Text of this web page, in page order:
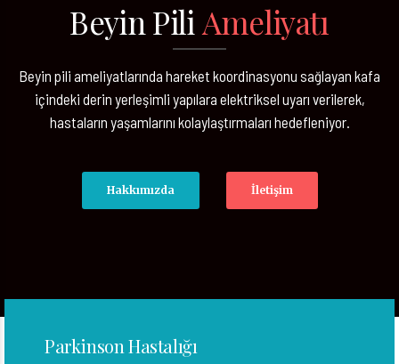
Beyin Pili Ameliyatı
Beyin pili ameliyatlarında hareket koordinasyonu sağlayan kafa
içindeki derin yerleşimli yapılara elektriksel uyarı verilerek,
hastaların yaşamlarını kolaylaştırmaları hedefleniyor.
Hakkımızda İletişim
Parkinson Hastalığı